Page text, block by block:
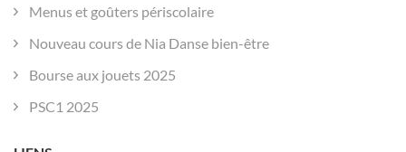
Menus et goûters périscolaire
Nouveau cours de Nia Danse bien-être
Bourse aux jouets 2025
PSC1 2025